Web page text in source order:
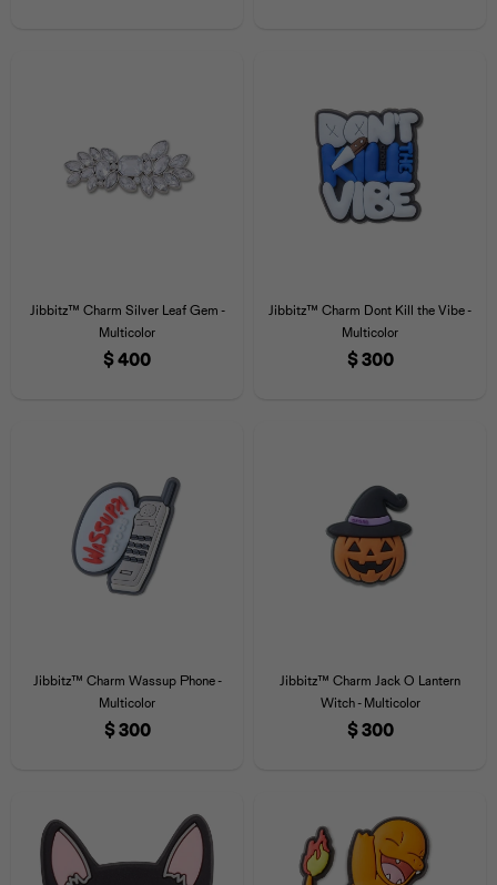
Jibbitz™ Charm Silver Leaf Gem -
Multicolor
$400
Jibbitz™ Charm Dont Kill the Vibe -
Multicolor
$300
Jibbitz™ Charm Wassup Phone -
Multicolor
$300
Jibbitz™ Charm Jack O Lantern
Witch - Multicolor
$300